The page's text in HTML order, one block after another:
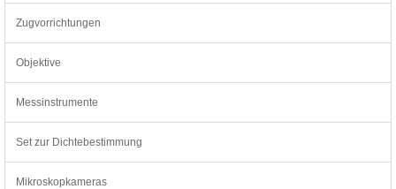
Zugvorrichtungen
Objektive
Messinstrumente
Set zur Dichtebestimmung
Mikroskopkameras